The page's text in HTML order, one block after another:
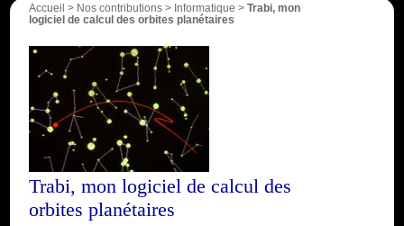
Accueil > Nos contributions > Informatique > Trabi, mon
logiciel de calcul des orbites planétaires
Trabi, mon logiciel de calcul des
orbites planétaires